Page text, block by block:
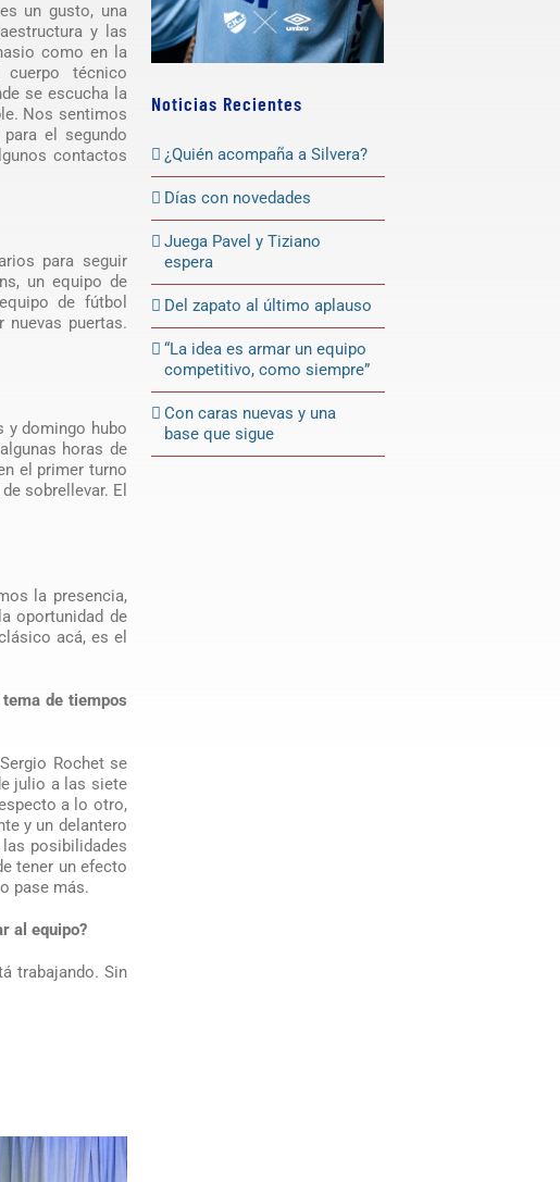
un gusto, una
y las
como en la
técnico
se escucha la
Nos sentimos
el segundo
contactos
para seguir
un equipo de
de fútbol
puertas.
y domingo hubo
horas de
el primer turno
sobrellevar. El
la presencia,
oportunidad de
acá, es el
de tiempos
Rochet se
julio a las siete
a lo otro,
y un delantero
posibilidades
tener un efecto
pase más.
al equipo?
trabajando. Sin
Noticias Recientes
¿Quién acompaña a Silvera?
Días con novedades
Juega Pavel y Tiziano
espera
Del zapato al último aplauso
“La idea es armar un equipo
competitivo, como siempre”
Con caras nuevas y una
base que sigue